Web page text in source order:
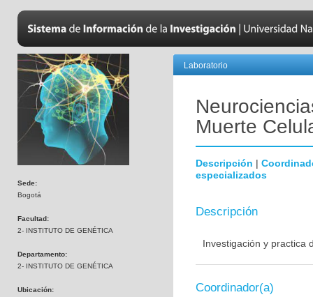
Sede:
Bogotá
Facultad:
2- INSTITUTO DE GENÉTICA
Departamento:
2- INSTITUTO DE GENÉTICA
Ubicación:
Laboratorio
Muerte
Descripción |
especializados
Descripción
Investigación y practica
Coordinador(a)